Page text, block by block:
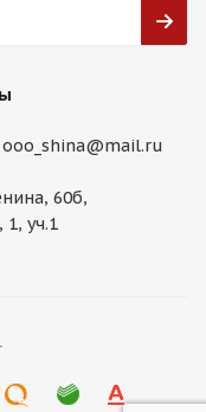
ooo_shina@mail.ru
60б,
1, уч.1